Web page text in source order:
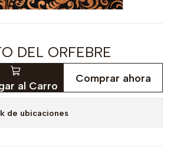
DEL ORFEBRE
al Carro
Comprar ahora
de ubicaciones